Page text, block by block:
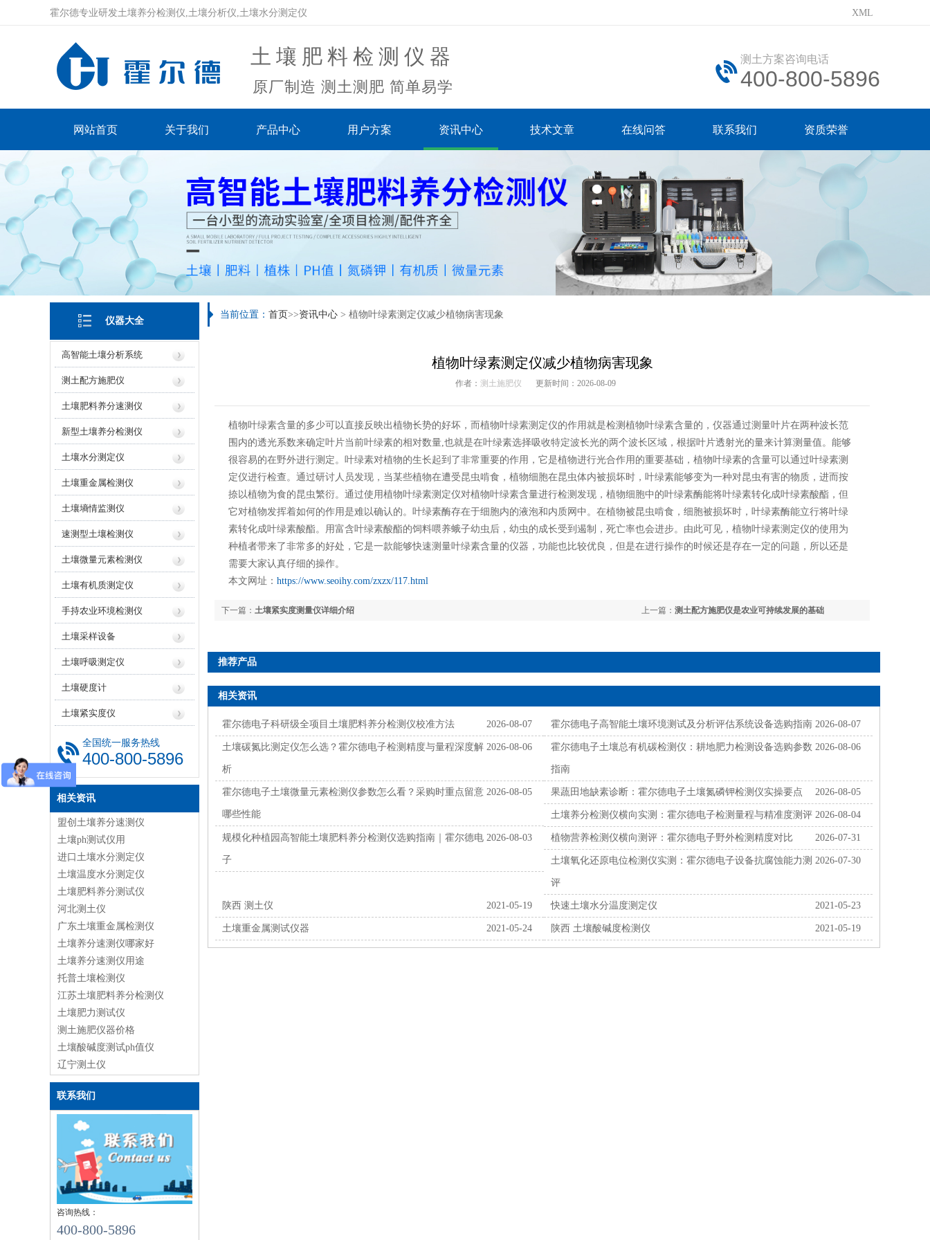
霍尔德专业研发土壤养分检测仪,土壤分析仪,土壤水分测定仪 XML
土壤肥料检测仪器
原厂制造 测土测肥 简单易学
测土方案咨询电话
400-800-5896
网站首页 关于我们 产品中心 用户方案 资讯中心 技术文章 在线问答 联系我们 资质荣誉
仪器大全
高智能土壤分析系统
测土配方施肥仪
土壤肥料养分速测仪
新型土壤养分检测仪
土壤水分测定仪
土壤重金属检测仪
土壤墒情监测仪
速测型土壤检测仪
土壤微量元素检测仪
土壤有机质测定仪
手持农业环境检测仪
土壤采样设备
土壤呼吸测定仪
土壤硬度计
土壤紧实度仪
全国统一服务热线
400-800-5896
相关资讯
盟创土壤养分速测仪
土壤ph测试仪用
进口土壤水分测定仪
土壤温度水分测定仪
土壤肥料养分测试仪
河北测土仪
广东土壤重金属检测仪
土壤养分速测仪哪家好
土壤养分速测仪用途
托普土壤检测仪
江苏土壤肥料养分检测仪
土壤肥力测试仪
测土施肥仪器价格
土壤酸碱度测试ph值仪
辽宁测土仪
联系我们
咨询热线：
400-800-5896
当前位置： 首页>>资讯中心 > 植物叶绿素测定仪减少植物病害现象
植物叶绿素测定仪减少植物病害现象
作者： 测土施肥仪 更新时间：2026-08-09
植物叶绿素含量的多少可以直接反映出植物长势的好坏，而植物叶绿素测定仪的作用就是检测植物叶绿素含量的，仪器通过测量叶片在两种波长范
围内的透光系数来确定叶片当前叶绿素的相对数量,也就是在叶绿素选择吸收特定波长光的两个波长区域，根据叶片透射光的量来计算测量值。能够
很容易的在野外进行测定。叶绿素对植物的生长起到了非常重要的作用，它是植物进行光合作用的重要基础，植物叶绿素的含量可以通过叶绿素测
定仪进行检查。通过研讨人员发现，当某些植物在遭受昆虫啃食，植物细胞在昆虫体内被损坏时，叶绿素能够变为一种对昆虫有害的物质，进而按
捺以植物为食的昆虫繁衍。通过使用植物叶绿素测定仪对植物叶绿素含量进行检测发现，植物细胞中的叶绿素酶能将叶绿素转化成叶绿素酸酯，但
它对植物发挥着如何的作用是难以确认的。叶绿素酶存在于细胞内的液泡和内质网中。在植物被昆虫啃食，细胞被损坏时，叶绿素酶能立行将叶绿
素转化成叶绿素酸酯。用富含叶绿素酸酯的饲料喂养蛾子幼虫后，幼虫的成长受到遏制，死亡率也会进步。由此可见，植物叶绿素测定仪的使用为
种植者带来了非常多的好处，它是一款能够快速测量叶绿素含量的仪器，功能也比较优良，但是在进行操作的时候还是存在一定的问题，所以还是
需要大家认真仔细的操作。
本文网址： https://www.seoihy.com/zxzx/117.html
上一篇： 测土配方施肥仪是农业可持续发展的基础
下一篇： 土壤紧实度测量仪详细介绍
推荐产品
相关资讯
2026-08-07
霍尔德电子科研级全项目土壤肥料养分检测仪校准方法 2026-08-07
霍尔德电子高智能土壤环境测试及分析评估系统设备选购指南
2026-08-06
土壤碳氮比测定仪怎么选？霍尔德电子检测精度与量程深度解
析
2026-08-06
霍尔德电子土壤总有机碳检测仪：耕地肥力检测设备选购参数
指南
2026-08-05
霍尔德电子土壤微量元素检测仪参数怎么看？采购时重点留意
哪些性能
2026-08-05
果蔬田地缺素诊断：霍尔德电子土壤氮磷钾检测仪实操要点
2026-08-04
土壤养分检测仪横向实测：霍尔德电子检测量程与精准度测评
2026-08-03
规模化种植园高智能土壤肥料养分检测仪选购指南｜霍尔德电
子
2026-07-31
植物营养检测仪横向测评：霍尔德电子野外检测精度对比
2026-07-30
土壤氧化还原电位检测仪实测：霍尔德电子设备抗腐蚀能力测
评
2021-05-19
陕西 测土仪 2021-05-23
快速土壤水分温度测定仪
2021-05-24
土壤重金属测试仪器 2021-05-19
陕西 土壤酸碱度检测仪